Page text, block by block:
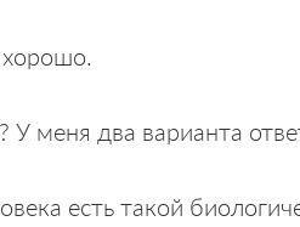
У меня два варианта
есть такой